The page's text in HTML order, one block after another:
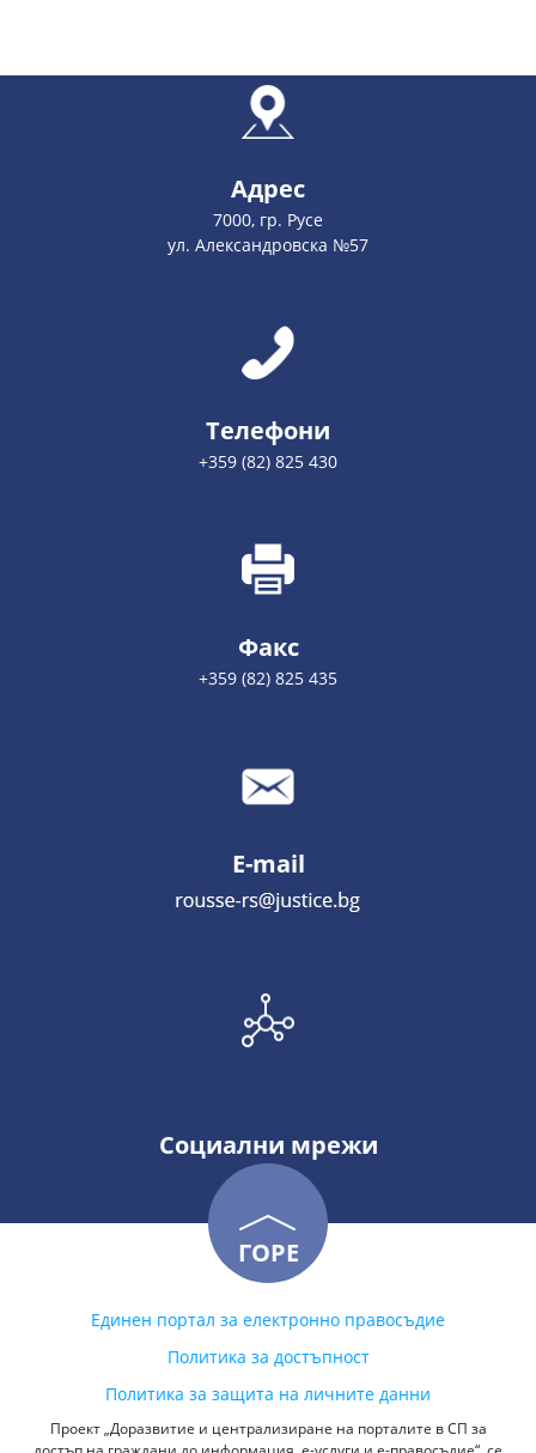
Адрес
7000, гр. Русе
ул. Александровска №57
Телефони
+359 (82) 825 430
Факс
+359 (82) 825 435
E-mail
Социални мрежи
ГОРЕ
Единен портал за електронно правосъдие
Политика за достъпност
Политика за защита на личните данни
Проект „Доразвитие и централизиране на порталите в СП за